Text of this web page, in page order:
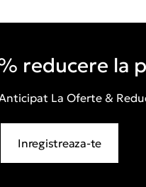
reducere la
La Oferte &
Inregistreaza-te